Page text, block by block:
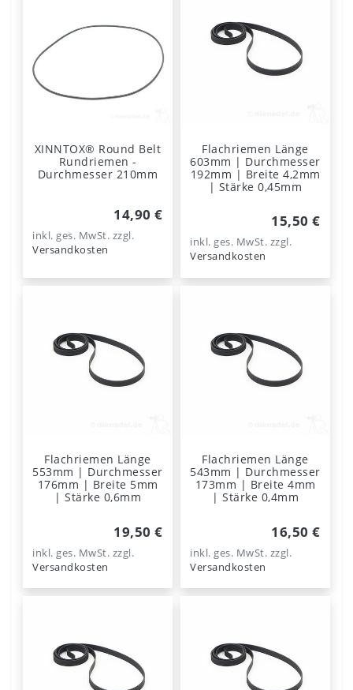
XINNTOX® Round Belt
Rundriemen -
Durchmesser 210mm
14,90 €
inkl. ges. MwSt. zzgl.
Versandkosten
Flachriemen Länge
603mm | Durchmesser
192mm | Breite 4,2mm
| Stärke 0,45mm
15,50 €
inkl. ges. MwSt. zzgl.
Versandkosten
Flachriemen Länge
553mm | Durchmesser
176mm | Breite 5mm
| Stärke 0,6mm
19,50 €
inkl. ges. MwSt. zzgl.
Versandkosten
Flachriemen Länge
543mm | Durchmesser
173mm | Breite 4mm
| Stärke 0,4mm
16,50 €
inkl. ges. MwSt. zzgl.
Versandkosten